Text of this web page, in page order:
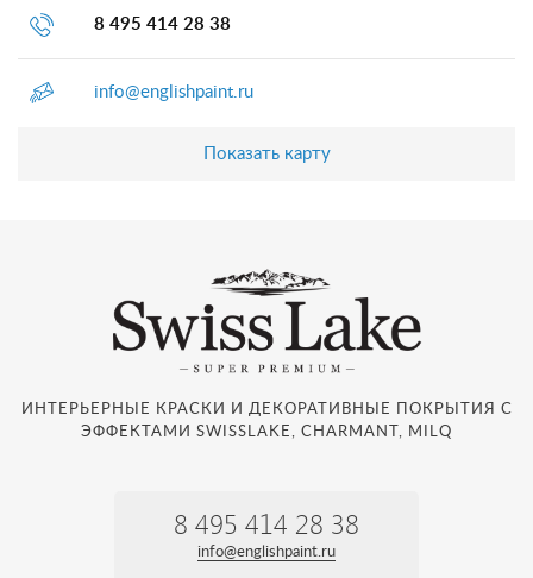
8 495 414 28 38
info@englishpaint.ru
Показать карту
ИНТЕРЬЕРНЫЕ КРАСКИ И ДЕКОРАТИВНЫЕ ПОКРЫТИЯ С
ЭФФЕКТАМИ SWISSLAKE, CHARMANT, MILQ
8 495 414 28 38
info@englishpaint.ru